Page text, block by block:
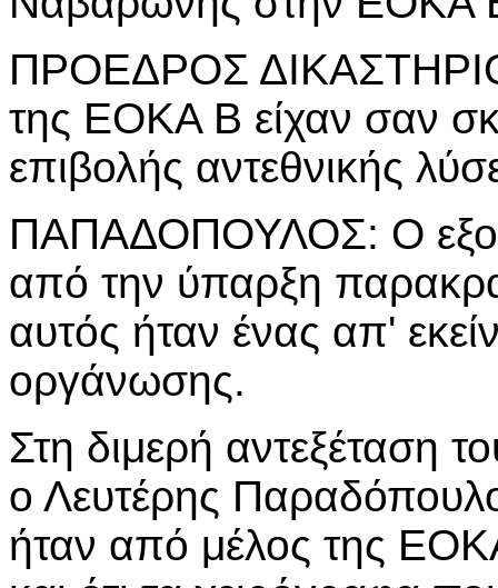
ΠΡΟΕΔΡΟΣ
της ΕΟΚΑ Β είχαν σαν
επιβολής αντεθνικής
ΠΑΠΑΔΟΠΟΥΛΟΣ: Ο
από την ύπαρξη
αυτός ήταν ένας απ'
οργάνωσης.
Στη διμερή αντεξέταση
ο Λευτέρης
ήταν από μέλος της